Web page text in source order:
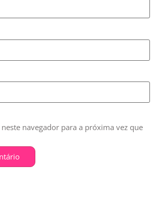
navegador para a próxima vez que